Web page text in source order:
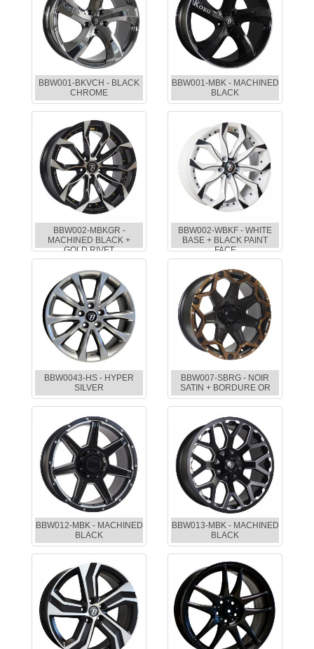
BBW001-BKVCH - BLACK
CHROME
BBW001-MBK - MACHINED
BLACK
BBW002-MBKGR -
MACHINED BLACK +
GOLD RIVET
BBW002-WBKF - WHITE
BASE + BLACK PAINT
FACE
BBW0043-HS - HYPER
SILVER
BBW007-SBRG - NOIR
SATIN + BORDURE OR
BBW012-MBK - MACHINED
BLACK
BBW013-MBK - MACHINED
BLACK